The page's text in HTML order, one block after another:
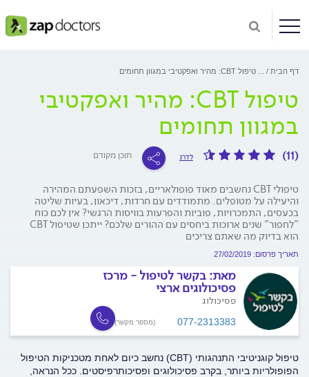
דף הבית טיפול CBT: מהיר ואפקטיבי במגוון תחומים
טיפול CBT: מהיר ואפקטיבי
במגוון תחומים
(11) לדרג תוכן מקודם
טיפולי CBT נחשבים מאוד פופולאריים, בזכות השפעתם המהירה
והיעילה על מטופלים. מתמודדים עם חרדות, דיכאון, בעיות שליטה
בכעסים, התמכרויות, פוביות והפרעות בוויסות הרגשי? אין לכם כוח
"לחפור" שנים ארוכות ביחסים עם ההורים שלכם? ייתכן שטיפול CBT
הוא בדיוק מה שאתם צריכים
תאריך פרסום: 27/02/2019
מאת: בקשר לטיפול - מרכז
פסיכולוגים ארצי
פסיכולוג
077-2313383 (מספר מקשר)
טיפול קוגניטיבי התנהגותי (CBT) נחשב כיום לאחת מטכניקות הטיפול
הפופולריות ביותר, בקרב פסיכולוגים ופסיכותרפיסטים. ככל הנראה,